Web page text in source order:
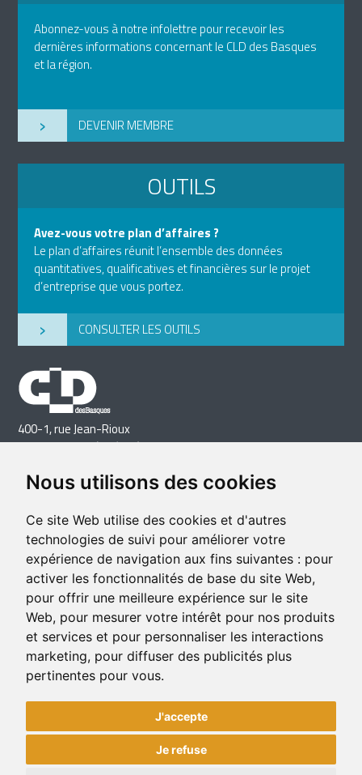
Nous utilisons des cookies
Ce site Web utilise des cookies et d'autres
technologies de suivi pour améliorer votre
expérience de navigation aux fins suivantes : pour
activer les fonctionnalités de base du site Web,
pour offrir une meilleure expérience sur le site
Web, pour mesurer votre intérêt pour nos produits
et services et pour personnaliser les interactions
marketing, pour diffuser des publicités plus
pertinentes pour vous.
J'accepte
Je refuse
Abonnez-vous à notre infolettre pour recevoir les
dernières informations concernant le CLD des Basques
et la région.
› DEVENIR MEMBRE
OUTILS
Avez-vous votre plan d’affaires ?
Le plan d’affaires réunit l’ensemble des données
quantitatives, qualificatives et financières sur le projet
d’entreprise que vous portez.
› CONSULTER LES OUTILS
400-1, rue Jean-Rioux
Trois-Pistoles (Québec) G0L 4K0
Télécopieur: 418 851-1237
© 2026 CLD des Basques. Tous droits réservés. |